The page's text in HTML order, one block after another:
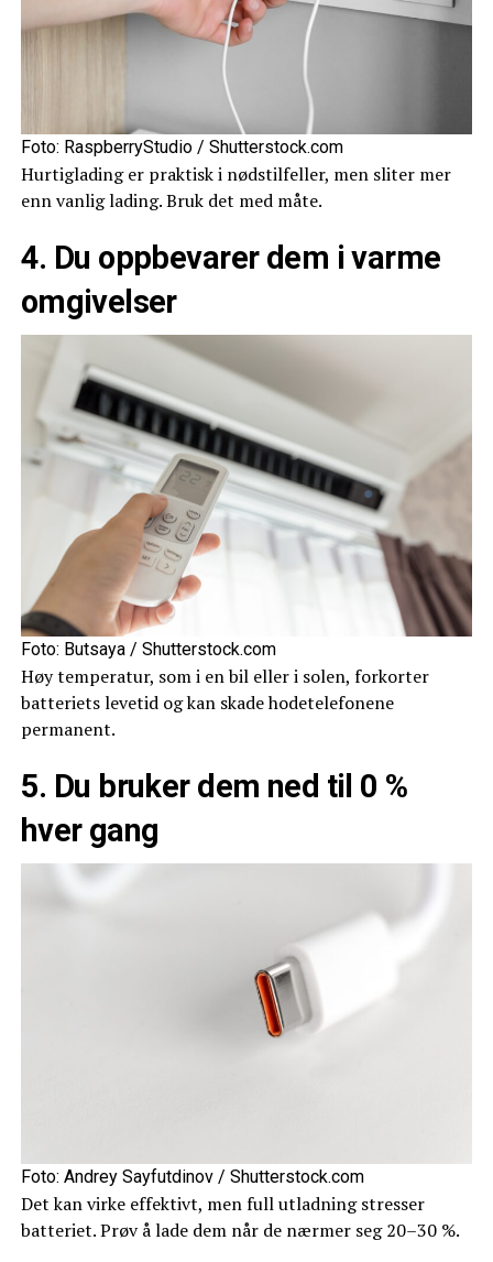
Foto: RaspberryStudio / Shutterstock.com
Hurtiglading er praktisk i nødstilfeller, men sliter mer
enn vanlig lading. Bruk det med måte.
4. Du oppbevarer dem i varme
omgivelser
Foto: Butsaya / Shutterstock.com
Høy temperatur, som i en bil eller i solen, forkorter
batteriets levetid og kan skade hodetelefonene
permanent.
5. Du bruker dem ned til 0 %
hver gang
Foto: Andrey Sayfutdinov / Shutterstock.com
Det kan virke effektivt, men full utladning stresser
batteriet. Prøv å lade dem når de nærmer seg 20–30 %.